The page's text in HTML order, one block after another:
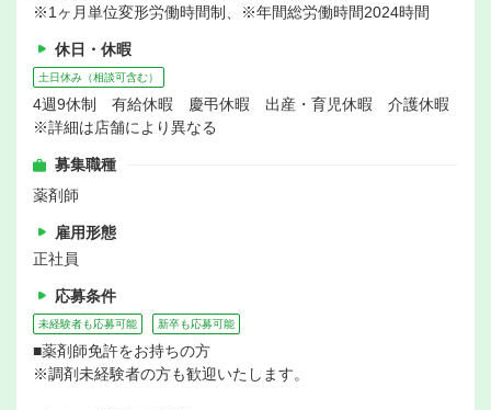
※1ヶ月単位変形労働時間制、※年間総労働時間2024時間
休日・休暇
土日休み（相談可含む）
4週9休制 有給休暇 慶弔休暇 出産・育児休暇 介護休暇
※詳細は店舗により異なる
募集職種
薬剤師
雇用形態
正社員
応募条件
未経験者も応募可能 新卒も応募可能
■薬剤師免許をお持ちの方
※調剤未経験者の方も歓迎いたします。